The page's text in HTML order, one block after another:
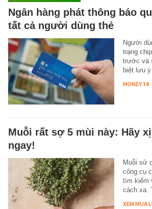
Ngân hàng phát thông báo
tất cả người dùng thẻ
Người
trạng
trước và
biệt lưu
MONEY.14
Muỗi rất sợ 5 mùi này: Hãy
ngay!
Muỗi sử
công cụ
tìm kiếm
cách xa.
XEM MUA